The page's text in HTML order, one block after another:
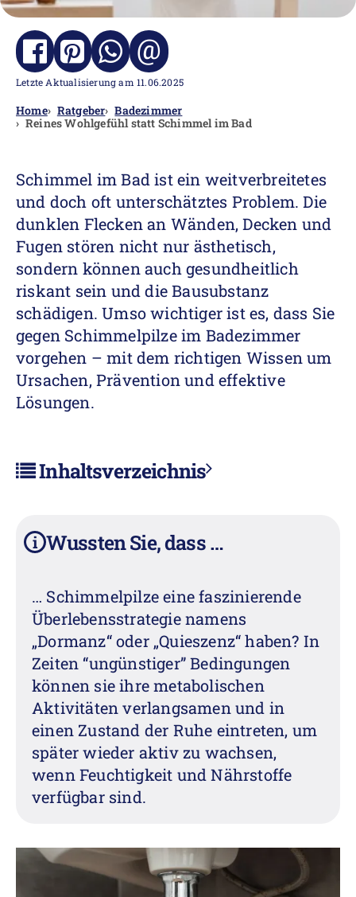
@
Letzte Aktualisierung am 11.06.2025
Home Ratgeber
Badezimmer
Reines Wohlgefühl statt Schimmel im Bad
Schimmel im Bad ist ein weitverbreitetes
und doch oft unterschätztes Problem. Die
dunklen Flecken an Wänden, Decken und
Fugen stören nicht nur ästhetisch,
sondern können auch gesundheitlich
riskant sein und die Bausubstanz
schädigen. Umso wichtiger ist es, dass Sie
gegen Schimmelpilze im Badezimmer
vorgehen – mit dem richtigen Wissen um
Ursachen, Prävention und effektive
Lösungen.
Inhaltsverzeichnis
i Wussten Sie, dass …
… Schimmelpilze eine faszinierende
Überlebensstrategie namens
„Dormanz“ oder „Quieszenz“ haben? In
Zeiten “ungünstiger” Bedingungen
können sie ihre metabolischen
Aktivitäten verlangsamen und in
einen Zustand der Ruhe eintreten, um
später wieder aktiv zu wachsen,
wenn Feuchtigkeit und Nährstoffe
verfügbar sind.